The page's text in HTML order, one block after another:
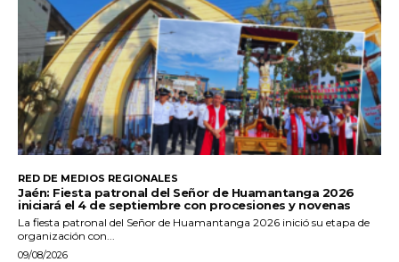
RED DE MEDIOS REGIONALES
Jaén: Fiesta patronal del Señor de Huamantanga 2026
iniciará el 4 de septiembre con procesiones y novenas
La fiesta patronal del Señor de Huamantanga 2026 inició su etapa de
organización con...
09/08/2026